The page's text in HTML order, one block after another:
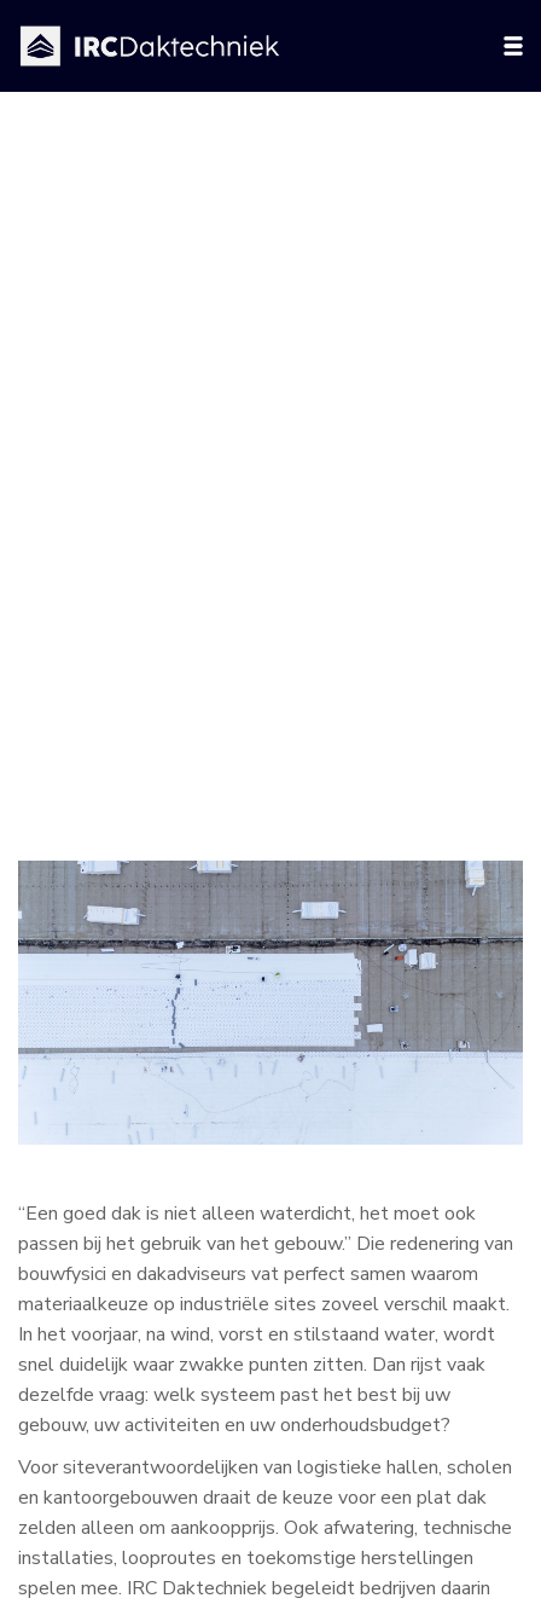
“Een goed dak is niet alleen waterdicht, het moet ook
passen bij het gebruik van het gebouw.” Die redenering van
bouwfysici en dakadviseurs vat perfect samen waarom
materiaalkeuze op industriële sites zoveel verschil maakt.
In het voorjaar, na wind, vorst en stilstaand water, wordt
snel duidelijk waar zwakke punten zitten. Dan rijst vaak
dezelfde vraag: welk systeem past het best bij uw
gebouw, uw activiteiten en uw onderhoudsbudget?
Voor siteverantwoordelijken van logistieke hallen, scholen
en kantoorgebouwen draait de keuze voor een plat dak
zelden alleen om aankoopprijs. Ook afwatering, technische
installaties, looproutes en toekomstige herstellingen
spelen mee. IRC Daktechniek begeleidt bedrijven daarin